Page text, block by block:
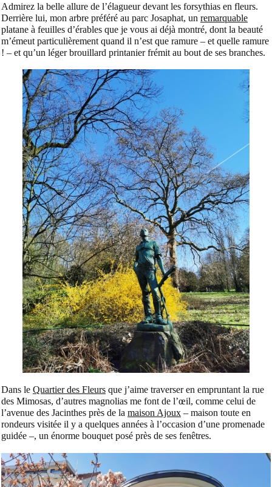
Admirez la belle allure de l’élagueur devant les forsythias en fleurs.
Derrière lui, mon arbre préféré au parc Josaphat, un remarquable
platane à feuilles d’érables que je vous ai déjà montré, dont la beauté
m’émeut particulièrement quand il n’est que ramure – et quelle ramure
! – et qu’un léger brouillard printanier frémit au bout de ses branches.
Dans le Quartier des Fleurs que j’aime traverser en empruntant la rue
des Mimosas, d’autres magnolias me font de l’œil, comme celui de
l’avenue des Jacinthes près de la maison Ajoux – maison toute en
rondeurs visitée il y a quelques années à l’occasion d’une promenade
guidée –, un énorme bouquet posé près de ses fenêtres.